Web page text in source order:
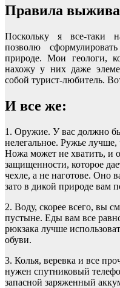
Правила
Поскольку я все-таки
позволю
природе. Мои геологи,
нахожу у них даже
собой турист-любитель.
И все же:
1. Оружие. У вас должно
нелегальное. Ружье
Ножа может не хватить, и
защищенности, которое
чехле, а не наготове. Оно
зато в дикой природе вам
2. Воду, скорее всего, вы
пустыне. Еды вам все
рюкзака лучше
обуви.
3. Колья, веревка и все
нужен спутниковый
запасной заряженный